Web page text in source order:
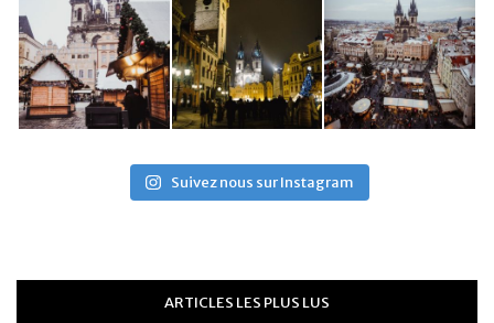
Suivez nous sur Instagram
ARTICLES LES PLUS LUS